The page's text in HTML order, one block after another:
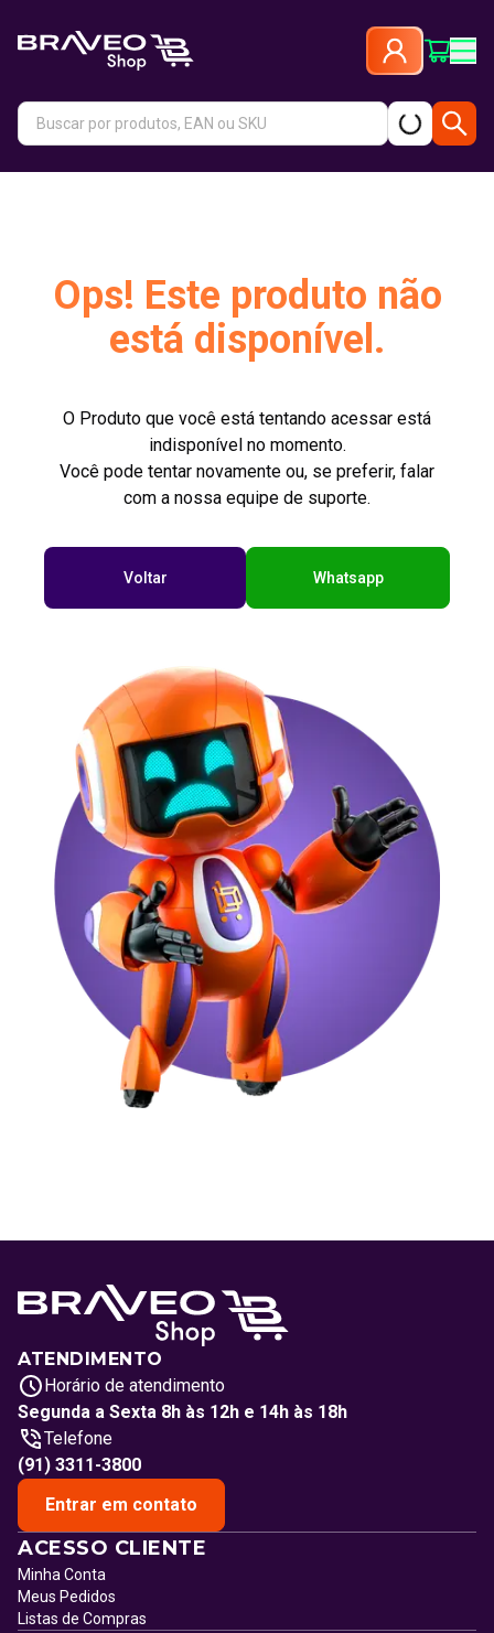
Ops! Este produto não
está disponível.
O Produto que você está tentando acessar está
indisponível no momento.
Você pode tentar novamente ou, se preferir, falar
com a nossa equipe de suporte.
Voltar Whatsapp
ATENDIMENTO
Horário de atendimento
Segunda a Sexta 8h às 12h e 14h às 18h
Telefone
(91) 3311-3800
Entrar em contato
ACESSO CLIENTE
Minha Conta
Meus Pedidos
Listas de Compras